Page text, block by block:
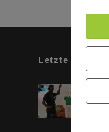
Letzte Beiträge